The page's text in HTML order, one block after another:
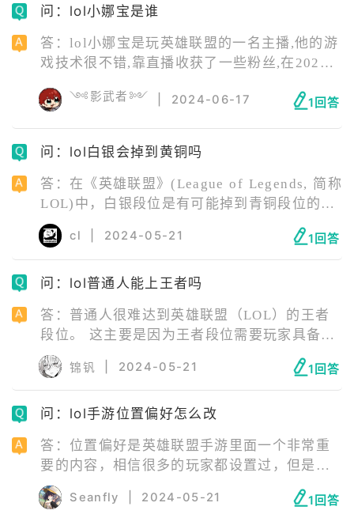
外增加180天有效期，到期不使用将自动失效。
问：lol小娜宝是谁
答：lol小娜宝是玩英雄联盟的一名主播,他的游
戏技术很不错,靠直播收获了一些粉丝,在2020
力队伍赢得胜利。
༺影武者༻ 2024-06-17 1回答
问：lol白银会掉到黄铜吗
答：在《英雄联盟》(League of Legends, 简称
LOL)中，白银段位是有可能掉到青铜段位的。
根据游戏机制，翡翠及以下的段位是通过打星
星来上分的，需要5局3胜才能晋级，如果胜场
不足，就可能会掉段。白银段位的玩家如果表
现不佳，输多赢少，就可能会从白银4掉到青铜
可以用来保段，但需要积累足够的能量条。
cl 2024-05-21 1回答
问：lol普通人能上王者吗
答：普通人很难达到英雄联盟（LOL）的王者
段位。 这主要是因为王者段位需要玩家具备极
高的技术、策略理解以及大量的游戏经验，并
且往往还需要有很好的团队合作能力，对于大
多数人来说，达到钻石或大师段位已经相当困
难。尽管有些人可能会通过投入大量的时间和
锦钒 2024-05-21 1回答
问：lol手游位置偏好怎么改
答：位置偏好是英雄联盟手游里面一个非常重
要的内容，相信很多的玩家都设置过，但是如
果玩家想要修改位置偏好呢，具体的修改位置
在哪里呢？有需要的玩家一起来看看吧。
Seanfly 2024-05-21 1回答